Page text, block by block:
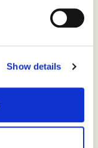
Show details